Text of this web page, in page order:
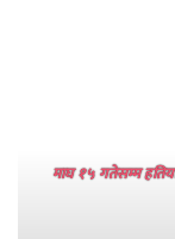
माघ १५ गतेसम्म